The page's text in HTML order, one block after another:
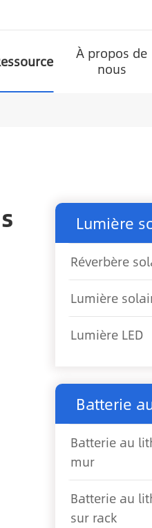
À propos de
nous
Lumière
Réverbère
Lumière
Lumière LED
Batterie
Batterie au
mur
Batterie au
sur rack